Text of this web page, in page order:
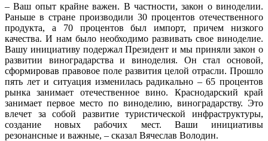
– Ваш опыт крайне важен. В частности, закон о виноделии.
Раньше в стране производили 30 процентов отечественного
продукта, а 70 процентов был импорт, причем низкого
качества. И нам было необходимо развивать свое виноделие.
Вашу инициативу подержал Президент и мы приняли закон о
развитии виноградарства и виноделия. Он стал основой,
сформировав правовое поле развития целой отрасли. Прошло
пять лет и ситуация изменилась радикально – 65 процентов
рынка занимает отечественное вино. Краснодарский край
занимает первое место по виноделию, виноградарству. Это
влечет за собой развитие туристической инфраструктуры,
создание новых рабочих мест. Ваши инициативы
резонансные и важные, – сказал Вячеслав Володин.